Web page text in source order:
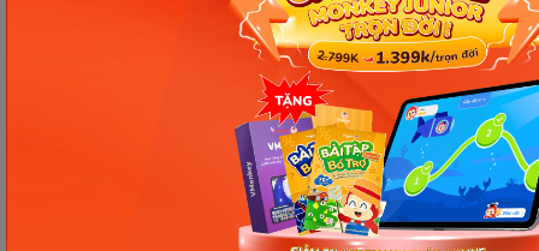
Dạy bé 2 tuổi học vẽ cha mẹ
nên chú ý điều gì?